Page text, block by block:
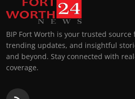
BIP Fort Worth is your trusted
trending updates, and insightful
and beyond. Stay connected with
coverage.